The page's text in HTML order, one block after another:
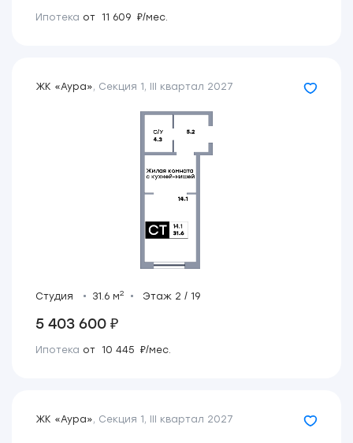
Ипотека от 11 609 ₽/мес.
ЖК «Аура», Секция 1, III квартал 2027
Студия 31.6 м2 Этаж 2 / 19
5 403 600 ₽
Ипотека от 10 445 ₽/мес.
ЖК «Аура», Секция 1, III квартал 2027